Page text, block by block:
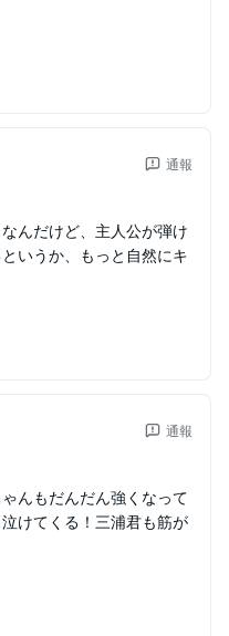
通報
んだけど、主人公が弾け
いうか、もっと自然にキ
通報
んもだんだん強くなって
けてくる！三浦君も筋が